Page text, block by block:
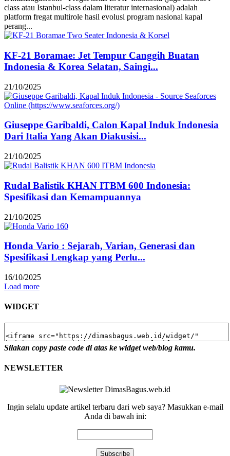
class atau Istanbul-class dalam literatur internasional) adalah
platform fregat multirole hasil evolusi program nasional kapal
perang...
KF-21 Boramae: Jet Tempur Canggih Buatan
Indonesia & Korea Selatan, Saingi...
21/10/2025
Giuseppe Garibaldi, Calon Kapal Induk Indonesia
Dari Italia Yang Akan Diakusisi...
21/10/2025
Rudal Balistik KHAN ITBM 600 Indonesia:
Spesifikasi dan Kemampuannya
21/10/2025
Honda Vario : Sejarah, Varian, Generasi dan
Spesifikasi Lengkap yang Perlu...
16/10/2025
Load more
WIDGET
Silakan copy paste code di atas ke widget web/blog kamu.
NEWSLETTER
Ingin selalu update artikel terbaru dari web saya? Masukkan e-mail
Anda di bawah ini: